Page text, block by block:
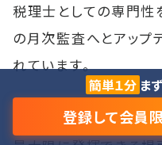
税理士としての専門性
の月次監査へとアップ
れています。
企業経営の伴走者とし
簡単１分 ま
登録して会員